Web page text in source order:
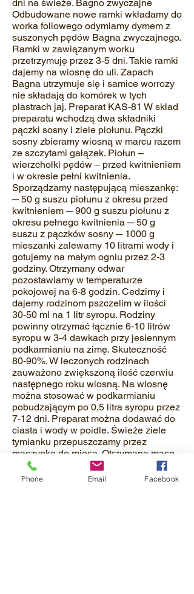
dni na świeże. Bagno zwyczajne
Odbudowane nowe ramki wkładamy do
worka foliowego odymiamy dymem z
suszonych pędów Bagna zwyczajnego.
Ramki w zawiązanym worku
przetrzymuję przez 3‐5 dni. Takie ramki
dajemy na wiosnę do uli. Zapach
Bagna utrzymuje się i samice worrozy
nie składają do komórek w tych
plastrach jaj. Preparat KAS‐81 W skład
preparatu wchodzą dwa składniki
pączki sosny i ziele piołunu. Pączki
sosny zbieramy wiosną w marcu razem
ze szczytami gałązek. Piołun –
wierzchołki pędów – przed kwitnieniem
i w okresie pełni kwitnienia.
Sporządzamy następującą mieszankę:
─ 50 g suszu piołunu z okresu przed
kwitnieniem ─ 900 g suszu piołunu z
okresu pełnego kwitnienia ─ 50 g
suszu z pączków sosny ─ 1000 g
mieszanki zalewamy 10 litrami wody i
gotujemy na małym ogniu przez 2‐3
godziny. Otrzymany odwar
pozostawiamy w temperaturze
pokojowej na 6‐8 godzin. Cedzimy i
dajemy rodzinom pszczelim w ilości
30‐50 ml na 1 litr syropu. Rodziny
powinny otrzymać łącznie 6‐10 litrów
syropu w 3‐4 dawkach przy jesiennym
podkarmianiu na zimę. Skuteczność
80‐90%. W leczonych rodzinach
zauważono zwiększoną ilość czerwiu
następnego roku wiosną. Na wiosnę
można stosować w podkarmianiu
pobudzającym po 0,5 litra syropu przez
7‐12 dni. Preparat można dodawać do
ciasta i wody w poidle. Świeże ziele
tymianku przepuszczamy przez
maszynkę do mięsa. Otrzymaną masę
w ilości około 100 g zawijamy w siatkę
i kładziemy na ramki gniazdowe.
Phone Email Facebook